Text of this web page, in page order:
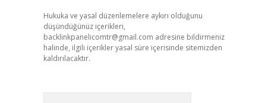
Hukuka ve yasal düzenlemelere aykırı olduğunu
düşündüğünüz içerikleri,
backlinkpanelicomtr@gmail.com adresine bildirmeniz
halinde, ilgili içerikler yasal süre içerisinde sitemizden
kaldırılacaktır.